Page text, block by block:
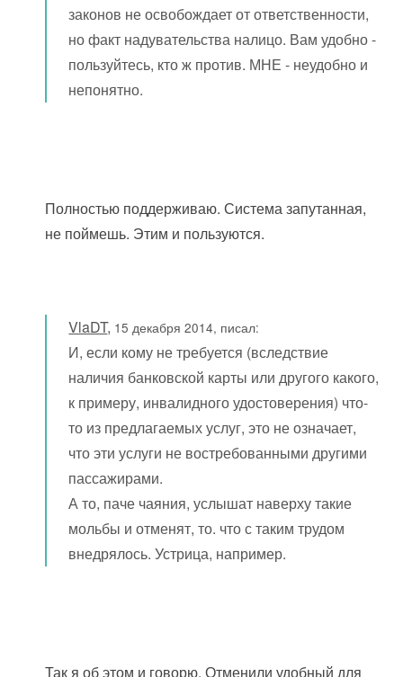
законов не освобождает от ответственности,
но факт надувательства налицо. Вам удобно -
пользуйтесь, кто ж против. МНЕ - неудобно и
непонятно.
Полностью поддерживаю. Система запутанная,
не поймешь. Этим и пользуются.
VlaDT, 15 декабря 2014, писал:
И, если кому не требуется (вследствие
наличия банковской карты или другого какого,
к примеру, инвалидного удостоверения) что-
то из предлагаемых услуг, это не означает,
что эти услуги не востребованными другими
пассажирами.
А то, паче чаяния, услышат наверху такие
мольбы и отменят, то. что с таким трудом
внедрялось. Устрица, например.
Так я об этом и говорю. Отменили удобный для